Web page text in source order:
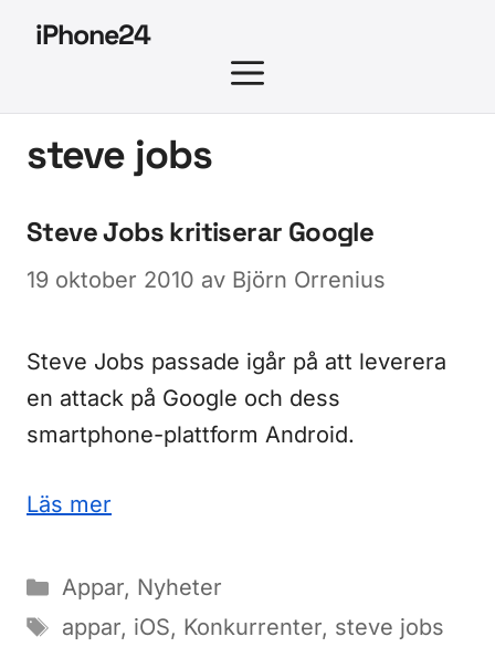
iPhone24
MENY
steve jobs
Steve Jobs kritiserar Google
19 oktober 2010 av Björn Orrenius
Steve Jobs passade igår på att leverera
en attack på Google och dess
smartphone-plattform Android.
Läs mer
Kategorier
Appar, Nyheter
Etiketter
appar, iOS, Konkurrenter, steve jobs